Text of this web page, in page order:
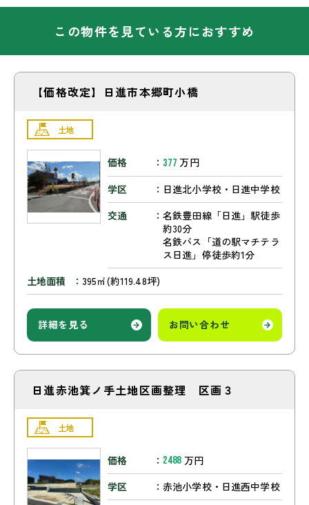
この物件を見ている方におすすめ
【価格改定】日進市本郷町小橋
土地
価格 377 万円
学区
日進北小学校・日進中学校
交通
名鉄豊田線「日進」駅徒歩
約30分
名鉄バス「道の駅マチテラ
ス日進」停徒歩約1分
土地面積
395㎡(約119.48坪)
詳細を見る お問い合わせ
日進赤池箕ノ手土地区画整理 区画３
土地
価格 2488 万円
学区
赤池小学校・日進西中学校